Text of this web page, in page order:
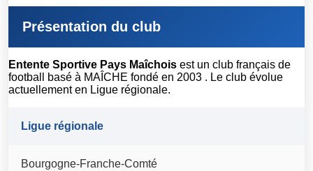
Présentation du club
Entente Sportive Pays Maîchois est un club français de
football basé à MAÎCHE fondé en 2003 . Le club évolue
actuellement en Ligue régionale.
Ligue régionale
Bourgogne-Franche-Comté